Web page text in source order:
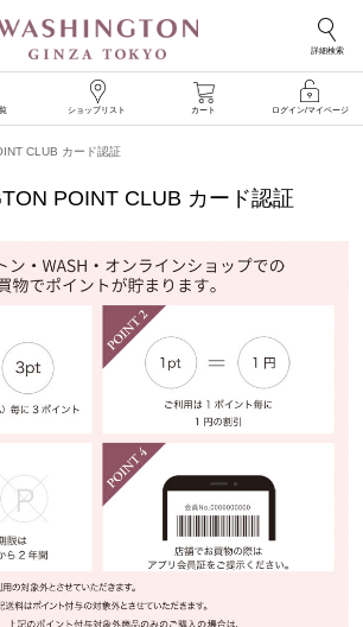
詳細検索
ショップリスト カート ログイン/マイページ
CLUB カード認証
POINT CLUB カード認証